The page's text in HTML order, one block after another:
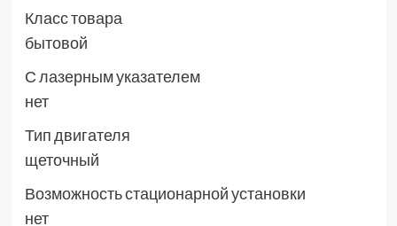
Класс товара
бытовой
С лазерным указателем
нет
Тип двигателя
щеточный
Возможность стационарной установки
нет